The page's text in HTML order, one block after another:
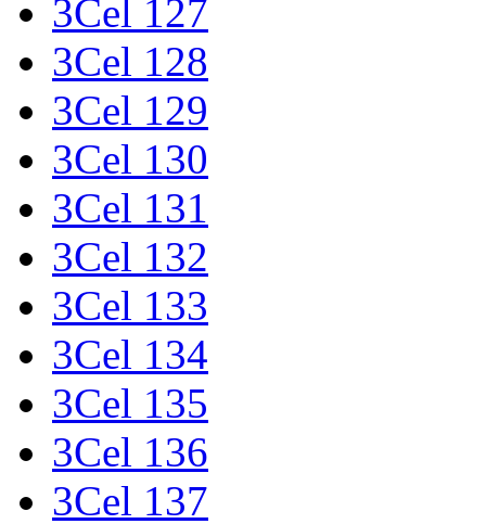
3Cel 127
3Cel 128
3Cel 129
3Cel 130
3Cel 131
3Cel 132
3Cel 133
3Cel 134
3Cel 135
3Cel 136
3Cel 137